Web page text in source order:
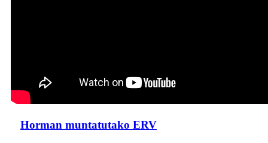
Horman muntatutako ERV